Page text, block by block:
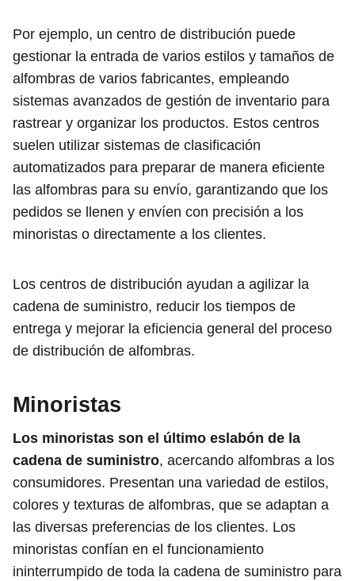
Por ejemplo, un centro de distribución puede
gestionar la entrada de varios estilos y tamaños de
alfombras de varios fabricantes, empleando
sistemas avanzados de gestión de inventario para
rastrear y organizar los productos. Estos centros
suelen utilizar sistemas de clasificación
automatizados para preparar de manera eficiente
las alfombras para su envío, garantizando que los
pedidos se llenen y envíen con precisión a los
minoristas o directamente a los clientes.
Los centros de distribución ayudan a agilizar la
cadena de suministro, reducir los tiempos de
entrega y mejorar la eficiencia general del proceso
de distribución de alfombras.
Minoristas
Los minoristas son el último eslabón de la
cadena de suministro, acercando alfombras a los
consumidores. Presentan una variedad de estilos,
colores y texturas de alfombras, que se adaptan a
las diversas preferencias de los clientes. Los
minoristas confían en el funcionamiento
ininterrumpido de toda la cadena de suministro para